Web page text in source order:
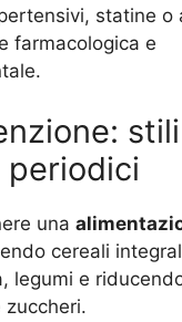
statine o
farmacologica e
una
cereali
legumi e
zuccheri.